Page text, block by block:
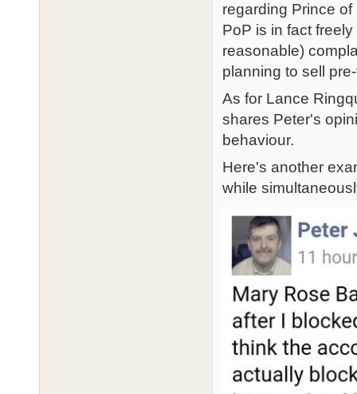
regarding Prince
PoP is in fact
reasonable)
planning to sell
As for Lance
shares Peter's
behaviour.
Here's another
while